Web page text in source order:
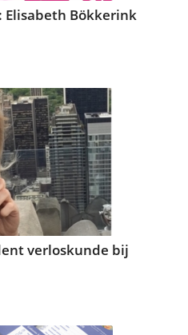
Bökkerink
verloskunde bij